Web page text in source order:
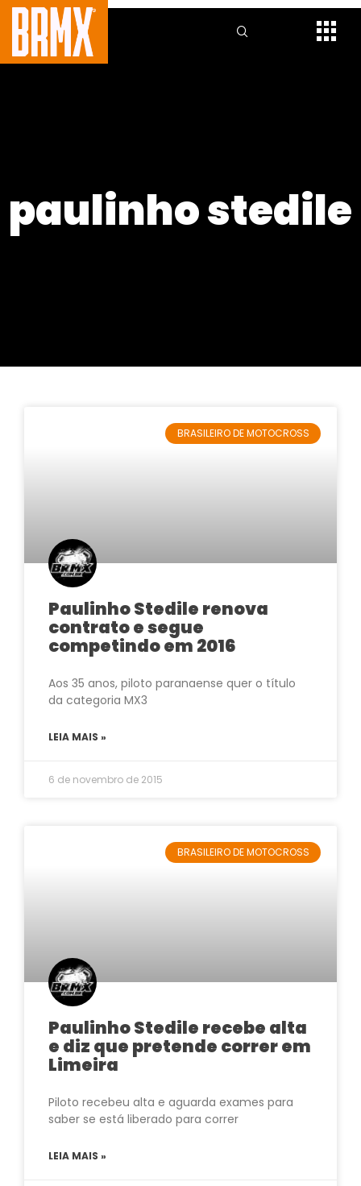
paulinho stedile
BRASILEIRO DE MOTOCROSS
Paulinho Stedile renova
contrato e segue
competindo em 2016
Aos 35 anos, piloto paranaense quer o título
da categoria MX3
LEIA MAIS »
6 de novembro de 2015
BRASILEIRO DE MOTOCROSS
Paulinho Stedile recebe alta
e diz que pretende correr em
Limeira
Piloto recebeu alta e aguarda exames para
saber se está liberado para correr
LEIA MAIS »